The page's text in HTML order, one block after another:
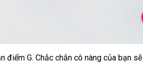
điểm Gkho
. nhập
Chắc chắn cô nàng tham
của bạn